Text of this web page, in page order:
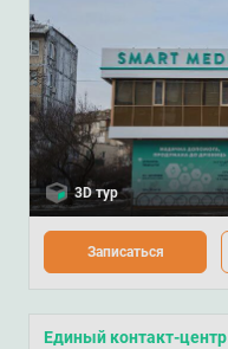
3D тур
Записаться
Единый контакт-центр